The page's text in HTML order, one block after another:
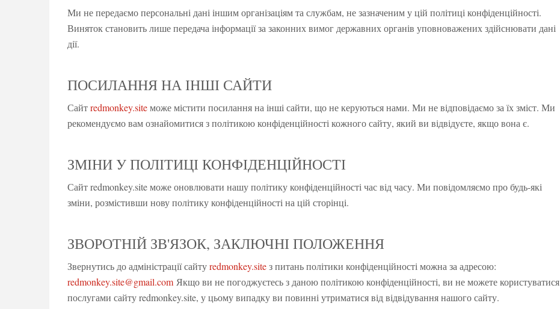
Ми не передаємо персональні дані іншим організаціям та службам, не зазначеним у цій політиці конфіденційності.
Виняток становить лише передача інформації за законних вимог державних органів уповноважених здійснювати дані
дії.
ПОСИЛАННЯ НА ІНШІ САЙТИ
Сайтredmonkey.siteможе містити посилання на інші сайти, що не керуються нами. Ми не відповідаємо за їх зміст. Ми
рекомендуємо вам ознайомитися з політикою конфіденційності кожного сайту, який ви відвідуєте, якщо вона є.
ЗМІНИ У ПОЛІТИЦІ КОНФІДЕНЦІЙНОСТІ
Сайт redmonkey.site може оновлювати нашу політику конфіденційності час від часу. Ми повідомляємо про будь-які
зміни, розмістивши нову політику конфіденційності на цій сторінці.
ЗВОРОТНІЙ ЗВ'ЯЗОК, ЗАКЛЮЧНІ ПОЛОЖЕННЯ
Звернутись до адміністрації сайтуredmonkey.siteз питань політики конфіденційності можна за адресою:
redmonkey.site@gmail.com Якщо ви не погоджуєтесь з даною політикою конфіденційності, ви не можете користуватися
послугами сайту redmonkey.site, у цьому випадку ви повинні утриматися від відвідування нашого сайту.